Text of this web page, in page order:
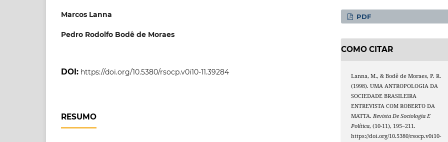
Marcos Lanna
Pedro Rodolfo Bodê de Moraes
DOI: https://doi.org/10.5380/rsocp.v0i10-11.39284
RESUMO
PDF
COMO CITAR
Lanna, M., & Bodê de Moraes, P. R.
(1998). UMA ANTROPOLOGIA DA
SOCIEDADE BRASILEIRA
ENTREVISTA COM ROBERTO DA
MATTA.Revista De Sociologia E
Política, (10-11), 195–211.
https://doi.org/10.5380/rsocp.v0i10-